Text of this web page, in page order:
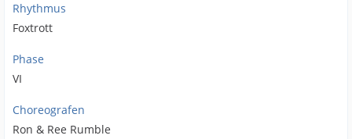
Rhythmus
Foxtrott
Phase
VI
Choreografen
Ron & Ree Rumble